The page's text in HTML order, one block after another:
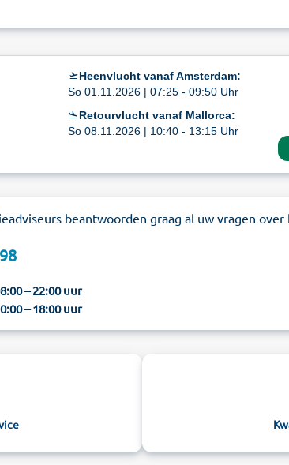
Heenvlucht vanaf Amsterdam:
So 01.11.2026 | 07:25 - 09:50 Uhr
Retourvlucht vanaf Mallorca:
So 08.11.2026 | 10:40 - 13:15 Uhr
beantwoorden graag al uw vragen over
– 22:00 uur
– 18:00 uur